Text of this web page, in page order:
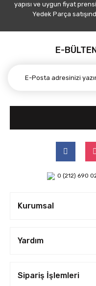
yapısı ve uygun fiyat
Yedek Parça
E-
0 (212) 690
Kurumsal
Yardım
Sipariş İşlemleri